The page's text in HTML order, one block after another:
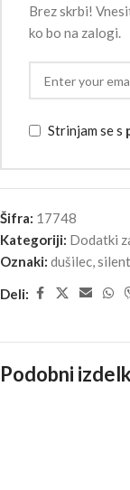
Brez skrbi!
ko bo na zalogi.
Strinjam se s
Šifra: 17748
Kategoriji: Dodatki
Oznaki: dušilec,silent
Deli:
Podobni